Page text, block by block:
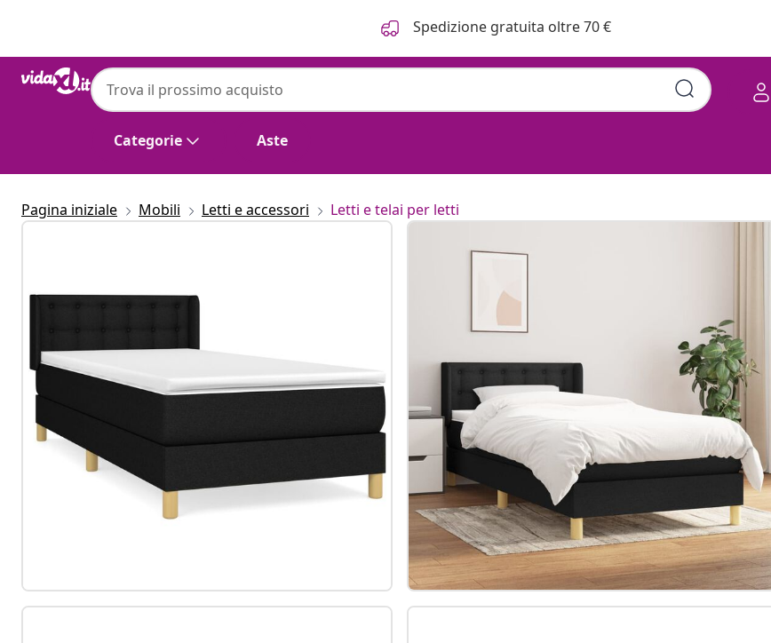
Spedizione gratuita oltre 70 €
Categorie Aste
Pagina iniziale Mobili Letti e accessori Letti e telai per letti